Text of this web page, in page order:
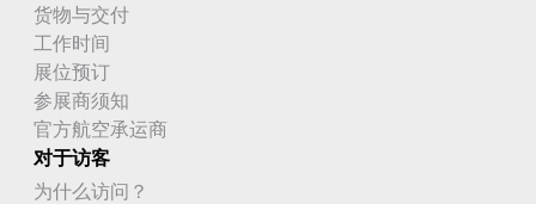
货物与交付
工作时间
展位预订
参展商须知
官方航空承运商
对于访客
为什么访问？